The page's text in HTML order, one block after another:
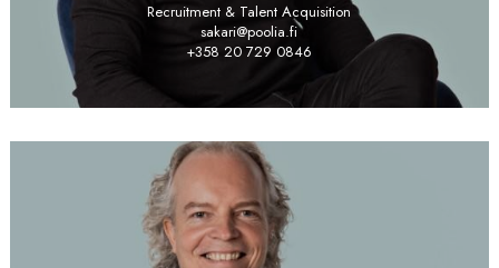
Recruitment & Talent Acquisition
sakari@poolia.fi
+358 20 729 0846